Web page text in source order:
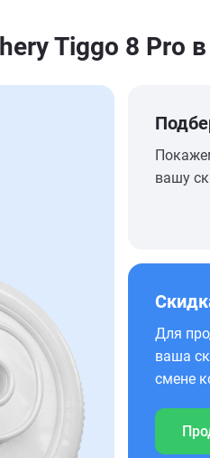
Tiggo 8 Pro
вашу
Для
ваша
смене